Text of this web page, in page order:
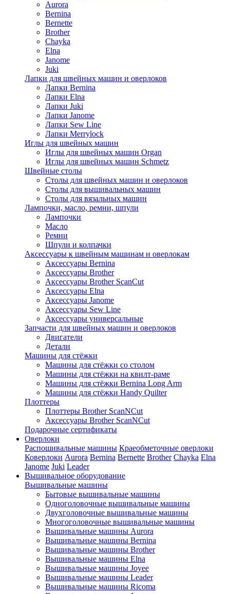
Aurora
Bernina
Bernette
Brother
Chayka
Elna
Janome
Juki
Лапки для швейных машин и оверлоков
Лапки Bernina
Лапки Elna
Лапки Juki
Лапки Janome
Лапки Sew Line
Лапки Merrylock
Иглы для швейных машин
Иглы для швейных машин Organ
Иглы для швейных машин Schmetz
Швейные столы
Столы для швейных машин и оверлоков
Столы для вышивальных машин
Столы для вязальных машин
Лампочки, масло, ремни, шпули
Лампочки
Масло
Ремни
Шпули и колпачки
Аксессуары к швейным машинам и оверлокам
Аксессуары Bernina
Аксессуары Brother
Аксессуары Brother ScanCut
Аксессуары Elna
Аксессуары Janome
Аксессуары Sew Line
Аксессуары универсальные
Запчасти для швейных машин и оверлоков
Двигатели
Детали
Машины для стёжки
Машины для стёжки со столом
Машины для стёжки на квилт-раме
Машины для стёжки Bernina Long Arm
Машины для стёжки Handy Quilter
Плоттеры
Плоттеры Brother ScanNCut
Аксессуары Brother ScanNCut
Подарочные сертификаты
Оверлоки
Распошивальные машины Краеобметочные оверлоки
Коверлоки Aurora Bernina Bernette Brother Chayka Elna
Janome Juki Leader
Вышивальное оборудование
Вышивальные машины
Бытовые вышивальные машины
Одноголовочные вышивальные машины
Двухголовочные вышивальные машины
Многоголовочные вышивальные машины
Вышивальные машины Aurora
Вышивальные машины Bernina
Вышивальные машины Brother
Вышивальные машины Elna
Вышивальные машины Joyee
Вышивальные машины Leader
Вышивальные машины Ricoma